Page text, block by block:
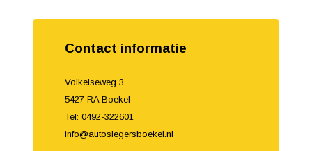
Contact informatie
Volkelseweg 3
5427 RA Boekel
Tel: 0492-322601
info@autoslegersboekel.nl